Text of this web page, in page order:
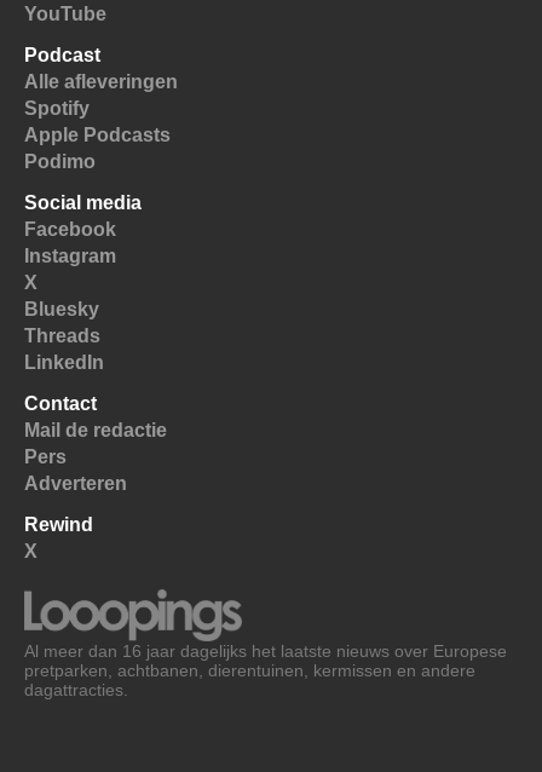
YouTube
Podcast
Alle afleveringen
Spotify
Apple Podcasts
Podimo
Social media
Facebook
Instagram
X
Bluesky
Threads
LinkedIn
Contact
Mail de redactie
Pers
Adverteren
Rewind
X
Al meer dan 16 jaar dagelijks het laatste nieuws over Europese
pretparken, achtbanen, dierentuinen, kermissen en andere
dagattracties.